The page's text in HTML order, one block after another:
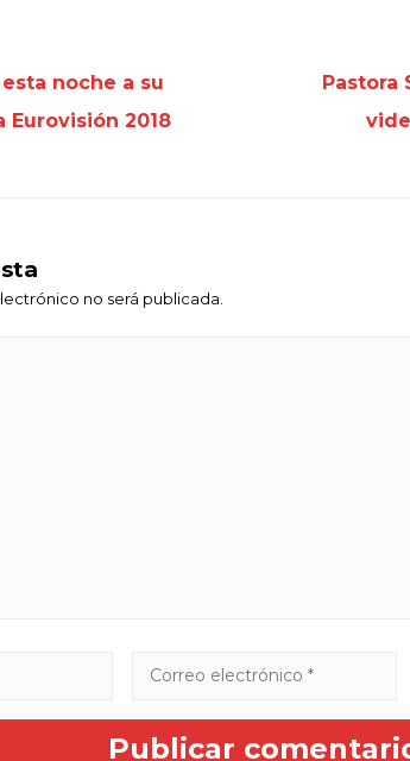
noche a su
Eurovisión 2018
Pastora
no será publicada.